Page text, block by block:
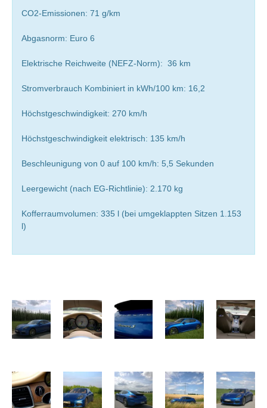
CO2-Emissionen: 71 g/km
Abgasnorm: Euro 6
Elektrische Reichweite (NEFZ-Norm): 36 km
Stromverbrauch Kombiniert in kWh/100 km: 16,2
Höchstgeschwindigkeit: 270 km/h
Höchstgeschwindigkeit elektrisch: 135 km/h
Beschleunigung von 0 auf 100 km/h: 5,5 Sekunden
Leergewicht (nach EG-Richtlinie): 2.170 kg
Kofferraumvolumen: 335 l (bei umgeklappten Sitzen 1.153
l)